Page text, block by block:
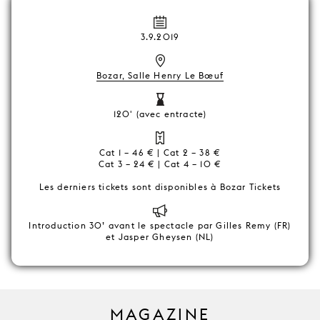
3.9.2019
Bozar, Salle Henry Le Bœuf
120' (avec entracte)
Cat 1 – 46 € | Cat 2 – 38 €
Cat 3 – 24 € | Cat 4 – 10 €
Les derniers tickets sont disponibles à Bozar Tickets
Introduction 30’ avant le spectacle par Gilles Remy (FR)
et Jasper Gheysen (NL)
MAGAZINE